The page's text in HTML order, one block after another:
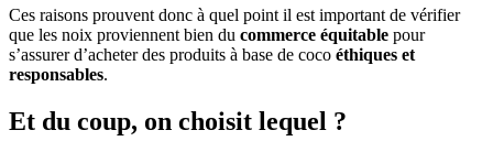
Ces raisons prouvent donc à quel point il est important de vérifier
que les noix proviennent bien du commerce équitable pour
s’assurer d’acheter des produits à base de coco éthiques et
responsables.
Et du coup, on choisit lequel ?